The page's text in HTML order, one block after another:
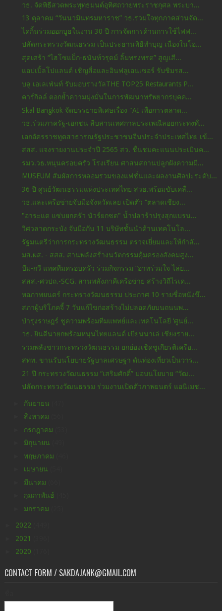
วธ. จัดพิธีสวดพระพุทธมนต์อุทิศถวายพระราชกุศล พระบา...
13 ตุลาคม “วันนวมินทรมหาราช” วธ.รวมใจทุกภาคส่วนจัด...
ไดกิ้นร่วมออกบูธในงาน 30 ปี การจัดการด้านการใช้ไฟฟ...
ปลัดกระทรวงวัฒนธรรม เป็นประธานพิธีทำบุญ เนื่องในโอ...
สุดเศร้า “ไฮโซแม็ก-ธนันท์วรุตม์ ลิ้มทรงพรต” สูญเสี...
แอปเปิ้ลโปแลนด์ เชิญสื่อและอินฟลูเอนเซอร์ รับชิมรส...
บลู เอเลเฟ่นท์ รับมอบรางวัลTHE TOP25 Restaurants P...
คาร์กิลล์ ตอกย้ำความมุ่งมั่นในการพัฒนาทรัพยากรบุคค...
Skal Bangkok จัดบรรยายพิเศษเรื่อง "AI เพื่อการตลาด...
วธ.ร่วมภาครัฐ-เอกชน สืบสานเทศกาลประเพณีลอยกระทงทั่...
เอกอัครราชทูตสาธารณรัฐประชาชนจีนประจำประเทศไทย เข้...
สสส. แจงรายงานประจำปี 2565 สว. ชื่นชมคะแนนประเมินค...
รมว.วธ.หนุนครอบครัว โรงเรียน ศาสนสถานปลูกฝังความมี...
MUSEUM สัมผัสการหลอมรวมของแฟชั่นและผลงานศิลปะระดับ...
36 ปี ศูนย์วัฒนธรรมแห่งประเทศไทย สวธ.พร้อมขับเคลื่...
วธ.และเครือข่ายจับมือจังหวัดเลย เปิดตัว “ตลาดเชียง...
"อาระแต แซ่บยกครัว นัวร์ยกซด" น้ำปลาร้าปรุงสุกแบรน...
วิศวลาดกระบัง จับมือกับ 11 บริษัทชั้นนำด้านเทคโนโล...
รัฐมนตรีว่าการกระทรวงวัฒนธรรม ตรวจเยี่ยมและให้กำลั...
มส.ผส. - สสส. สานพลังสร้างนวัตกรรมคุ้มครองสังคมสูง...
บีม-กวี แทคทีมครอบครัว ร่วมกิจกรรม “อาทร่วมใจ ไล่ย...
สสส.-ศวปถ.-SCG. สานพลังภาคีเครือข่าย สร้างวิถีไรเด...
หอภาพยนตร์ กระทรวงวัฒนธรรม ประกาศ 10 รายชื่อหนังขึ...
สภาผู้บริโภคจี้ 7 วันแก้ไขก่อสร้างไม่ปลอดภัยบนถนนพ...
บำรุงราษฎร์ ชูความพร้อมทีมแพทย์และเทคโนโลยี ‘ศูนย์...
วธ. ยินดีนายกพร้อมหนุนไทยแลนด์ เบียนนาเล่ เชียงราย...
รวมพลังชาวกระทรวงวัฒนธรรม ยกย่องเชิดชูเกียรติเครือ...
สทท. ขานรับนโยบายรัฐบาลเศรษฐา ดันท่องเที่ยวเป็นวาร...
21 ปี กระทรวงวัฒนธรรม “เสริมศักดิ์” มอบนโยบาย “วัฒ...
ปลัดกระทรวงวัฒนธรรม ร่วมงานเปิดตัวภาพยนตร์ แอนิเมช...
กันยายน
สิงหาคม
กรกฎาคม
มิถุนายน
พฤษภาคม
เมษายน
มีนาคม
กุมภาพันธ์
มกราคม
2022
2021
2020
CONTACT FORM / SAKDAJANK@GMAIL.COM